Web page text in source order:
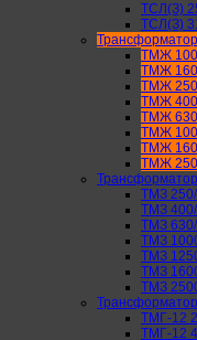
ТСЛ(З)
ТСЛ(З)
ТМЖ
ТМЖ
ТМЖ
ТМЖ
ТМЖ
ТМЖ
ТМЖ
ТМЖ
ТМЗ
ТМЗ
ТМЗ
ТМЗ
ТМЗ
ТМЗ
ТМЗ
ТМГ-12
ТМГ-12